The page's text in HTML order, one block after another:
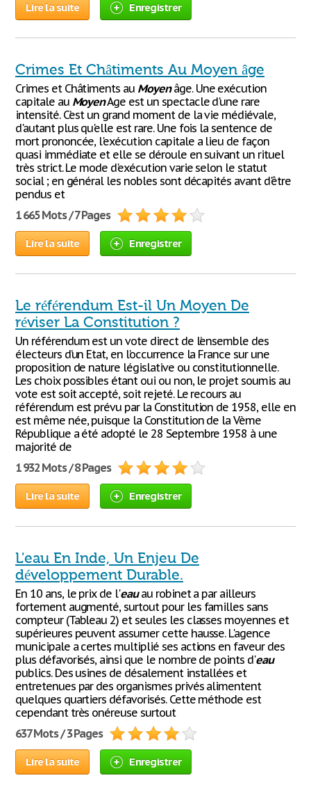
Lire la suite Enregistrer
Crimes Et Châtiments Au Moyen âge
Crimes et Châtiments au Moyenâge. Une exécution
capitale au MoyenAge est un spectacle d'une rare
intensité. C’est un grand moment de la vie médiévale,
d'autant plus qu'elle est rare. Une fois la sentence de
mort prononcée, l'exécution capitale a lieu de façon
quasi immédiate et elle se déroule en suivant un rituel
très strict. Le mode d'exécution varie selon le statut
social ; en général les nobles sont décapités avant d'être
pendus et
1 665 Mots / 7 Pages
Lire la suite Enregistrer
Le référendum Est-il Un Moyen De
réviser La Constitution ?
Un référendum est un vote direct de l’ensemble des
électeurs d’un Etat, en l’occurrence la France sur une
proposition de nature législative ou constitutionnelle.
Les choix possibles étant oui ou non, le projet soumis au
vote est soit accepté, soit rejeté. Le recours au
référendum est prévu par la Constitution de 1958, elle en
est même née, puisque la Constitution de la Vème
République a été adopté le 28 Septembre 1958 à une
majorité de
1 932 Mots / 8 Pages
Lire la suite Enregistrer
L'eau En Inde, Un Enjeu De
développement Durable.
En 10 ans, le prix de l'eauau robinet a par ailleurs
fortement augmenté, surtout pour les familles sans
compteur (Tableau 2) et seules les classes moyennes et
supérieures peuvent assumer cette hausse. L'agence
municipale a certes multiplié ses actions en faveur des
plus défavorisés, ainsi que le nombre de points d'eau
publics. Des usines de désalement installées et
entretenues par des organismes privés alimentent
quelques quartiers défavorisés. Cette méthode est
cependant très onéreuse surtout
637 Mots / 3 Pages
Lire la suite Enregistrer